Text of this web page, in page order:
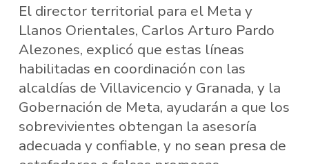
El director territorial para el Meta y
Llanos Orientales, Carlos Arturo Pardo
Alezones, explicó que estas líneas
habilitadas en coordinación con las
alcaldías de Villavicencio y Granada, y la
Gobernación de Meta, ayudarán a que los
sobrevivientes obtengan la asesoría
adecuada y confiable, y no sean presa de